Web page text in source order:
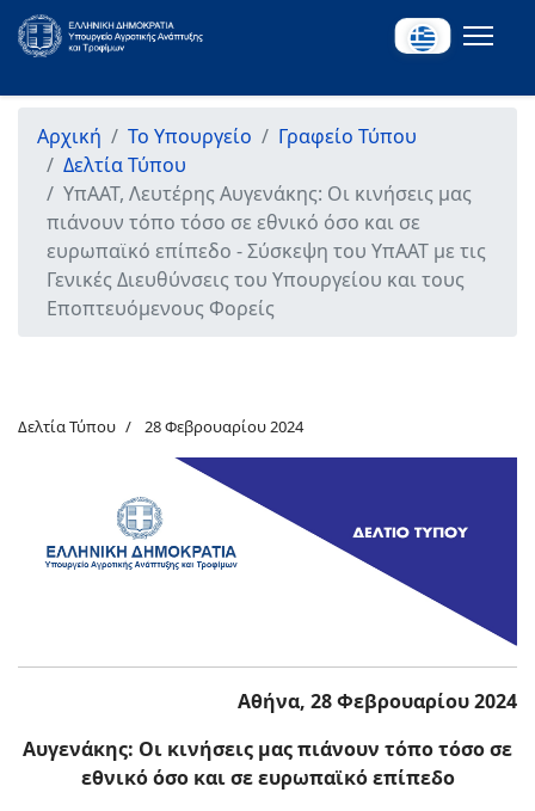
Αρχική Το Υπουργείο
Γραφείο Τύπου
Δελτία Τύπου
ΥπΑΑΤ, Λευτέρης Αυγενάκης: Οι κινήσεις μας
πιάνουν τόπο τόσο σε εθνικό όσο και σε
ευρωπαϊκό επίπεδο - Σύσκεψη του ΥπΑΑΤ με τις
Γενικές Διευθύνσεις του Υπουργείου και τους
Εποπτευόμενους Φορείς
Δελτία Τύπου 28 Φεβρουαρίου 2024
Αθήνα, 28 Φεβρουαρίου 2024
Αυγενάκης: Οι κινήσεις μας πιάνουν τόπο τόσο σε
εθνικό όσο και σε ευρωπαϊκό επίπεδο